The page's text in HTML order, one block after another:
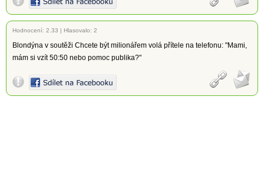
Hodnocení: 2.33 | Hlasovalo: 2
Blondýna v soutěži Chcete být milionářem volá přítele na telefonu: "Mami,
mám si vzít 50:50 nebo pomoc publika?"